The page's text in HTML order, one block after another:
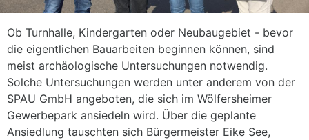
Ob Turnhalle, Kindergarten oder Neubaugebiet - bevor
die eigentlichen Bauarbeiten beginnen können, sind
meist archäologische Untersuchungen notwendig.
Solche Untersuchungen werden unter anderem von der
SPAU GmbH angeboten, die sich im Wölfersheimer
Gewerbepark ansiedeln wird. Über die geplante
Ansiedlung tauschten sich Bürgermeister Eike See,